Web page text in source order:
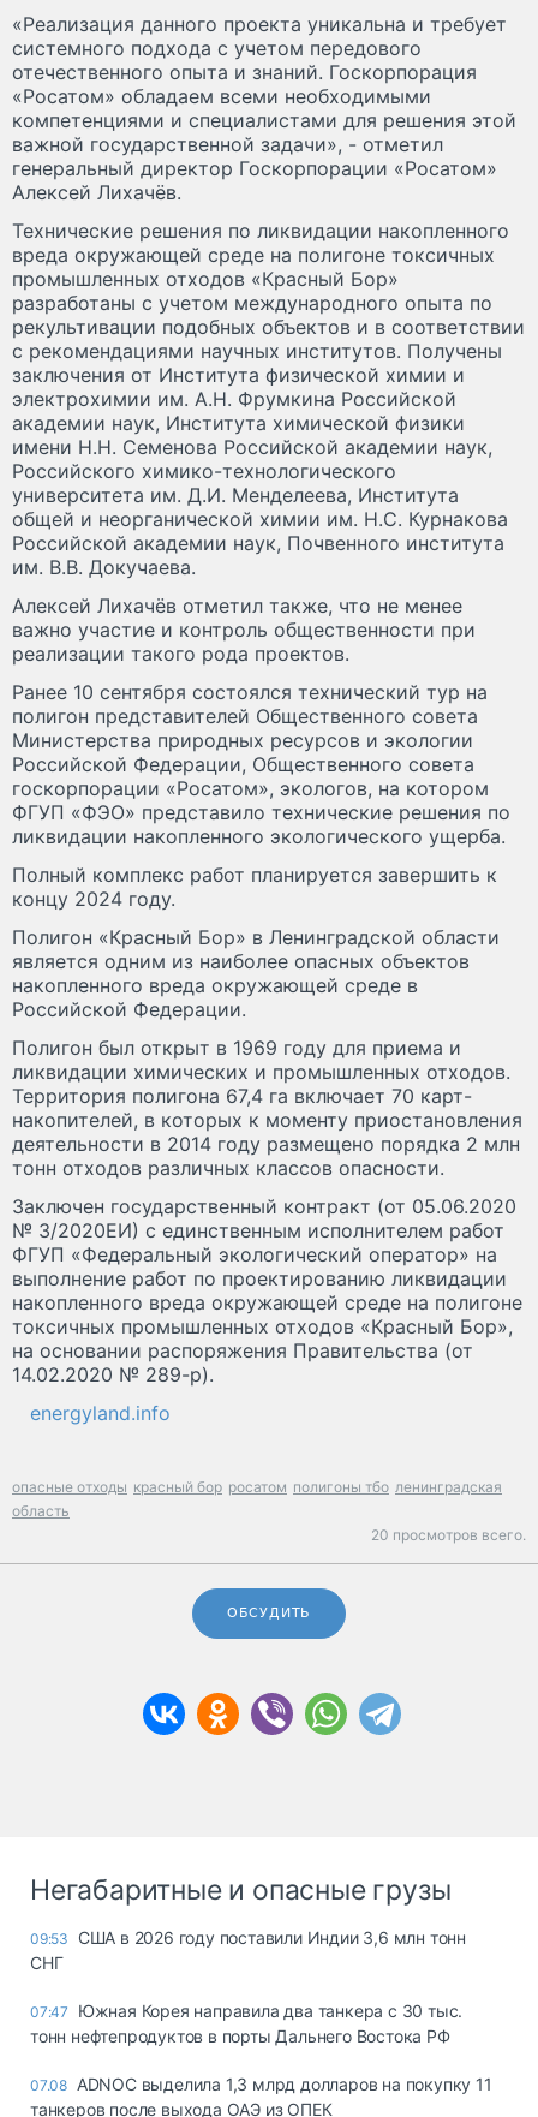
«Реализация данного проекта уникальна и требует
системного подхода с учетом передового
отечественного опыта и знаний. Госкорпорация
«Росатом» обладаем всеми необходимыми
компетенциями и специалистами для решения этой
важной государственной задачи», - отметил
генеральный директор Госкорпорации «Росатом»
Алексей Лихачёв.
Технические решения по ликвидации накопленного
вреда окружающей среде на полигоне токсичных
промышленных отходов «Красный Бор»
разработаны с учетом международного опыта по
рекультивации подобных объектов и в соответствии
с рекомендациями научных институтов. Получены
заключения от Института физической химии и
электрохимии им. А.Н. Фрумкина Российской
академии наук, Института химической физики
имени Н.Н. Семенова Российской академии наук,
Российского химико-технологического
университета им. Д.И. Менделеева, Института
общей и неорганической химии им. Н.С. Курнакова
Российской академии наук, Почвенного института
им. В.В. Докучаева.
Алексей Лихачёв отметил также, что не менее
важно участие и контроль общественности при
реализации такого рода проектов.
Ранее 10 сентября состоялся технический тур на
полигон представителей Общественного совета
Министерства природных ресурсов и экологии
Российской Федерации, Общественного совета
госкорпорации «Росатом», экологов, на котором
ФГУП «ФЭО» представило технические решения по
ликвидации накопленного экологического ущерба.
Полный комплекс работ планируется завершить к
концу 2024 году.
Полигон «Красный Бор» в Ленинградской области
является одним из наиболее опасных объектов
накопленного вреда окружающей среде в
Российской Федерации.
Полигон был открыт в 1969 году для приема и
ликвидации химических и промышленных отходов.
Территория полигона 67,4 га включает 70 карт-
накопителей, в которых к моменту приостановления
деятельности в 2014 году размещено порядка 2 млн
тонн отходов различных классов опасности.
Заключен государственный контракт (от 05.06.2020
№ 3/2020ЕИ) с единственным исполнителем работ
ФГУП «Федеральный экологический оператор» на
выполнение работ по проектированию ликвидации
накопленного вреда окружающей среде на полигоне
токсичных промышленных отходов «Красный Бор»,
на основании распоряжения Правительства (от
14.02.2020 № 289-р).
energyland.info
опасные отходы красный бор росатом полигоны тбо ленинградская
область
20 просмотров всего.
ОБСУДИТЬ
Негабаритные и опасные грузы
09:53
США в 2026 году поставили Индии 3,6 млн тонн
СНГ
07:47
Южная Корея направила два танкера с 30 тыс.
тонн нефтепродуктов в порты Дальнего Востока РФ
07.08 ADNOC выделила 1,3 млрд долларов на покупку 11
танкеров после выхода ОАЭ из ОПЕК